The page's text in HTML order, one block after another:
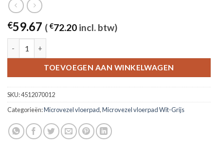
€59.67 ( €72.20 incl. btw)
TOEVOEGEN AAN WINKELWAGEN
SKU:4512070012
Categorieën:Microvezel vloerpad,Microvezel vloerpad Wit-Grijs